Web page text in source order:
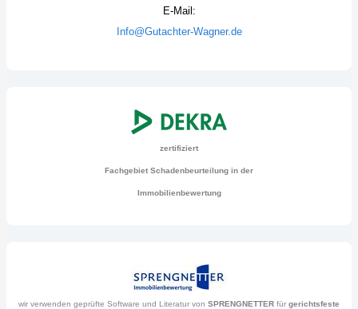
E-Mail:
Info@Gutachter-Wagner.de
zertifiziert
Fachgebiet Schadenbeurteilung in der
Immobilienbewertung
wir verwenden geprüfte Software und Literatur von SPRENGNETTER für gerichtsfeste